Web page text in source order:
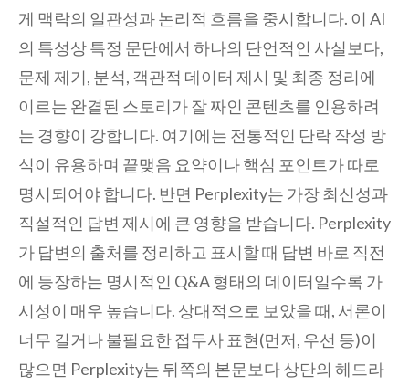
게 맥락의 일관성과 논리적 흐름을 중시합니다. 이 AI
의 특성상 특정 문단에서 하나의 단언적인 사실보다,
문제 제기, 분석, 객관적 데이터 제시 및 최종 정리에
이르는 완결된 스토리가 잘 짜인 콘텐츠를 인용하려
는 경향이 강합니다. 여기에는 전통적인 단락 작성 방
식이 유용하며 끝맺음 요약이나 핵심 포인트가 따로
명시되어야 합니다. 반면 Perplexity는 가장 최신성과
직설적인 답변 제시에 큰 영향을 받습니다. Perplexity
가 답변의 출처를 정리하고 표시할 때 답변 바로 직전
에 등장하는 명시적인 Q&A 형태의 데이터일수록 가
시성이 매우 높습니다. 상대적으로 보았을 때, 서론이
너무 길거나 불필요한 접두사 표현(먼저, 우선 등)이
많으면 Perplexity는 뒤쪽의 본문보다 상단의 헤드라